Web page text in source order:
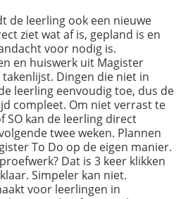
de leerling ook een nieuwe
ziet wat af is, gepland is en
voor nodig is.
en huiswerk uit Magister
Dingen die niet in
leerling eenvoudig toe, dus de
compleet. Om niet verrast te
SO kan de leerling direct
twee weken. Plannen
To Do op de eigen manier.
Dat is 3 keer klikken
Simpeler kan niet.
voor leerlingen in